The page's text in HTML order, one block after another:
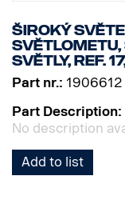
Široký
světlometu,
světly, Ref.
Part nr.: 1906612
Part Description:
No description
Add to list